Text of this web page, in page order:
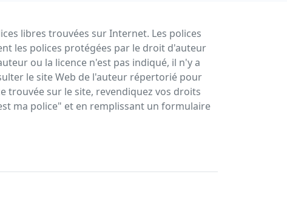
libres trouvées sur Internet. Les polices
les polices protégées par le droit d'auteur
ou la licence n'est pas indiqué, il n'y a
le site Web de l'auteur répertorié pour
trouvée sur le site, revendiquez vos droits
ma police" et en remplissant un formulaire